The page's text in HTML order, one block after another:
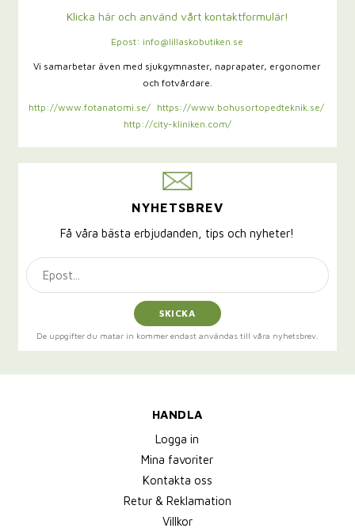
Klicka här och använd vårt kontaktformulär!
Epost: info@lillaskobutiken.se
Vi samarbetar även med sjukgymnaster, naprapater, ergonomer
och fotvårdare.
http://www.fotanatomi.se/
https://www.bohusortopedteknik.se/
http://city-kliniken.com/
NYHETSBREV
Få våra bästa erbjudanden, tips och nyheter!
SKICKA
De uppgifter du matar in kommer endast användas till våra nyhetsbrev.
HANDLA
Logga in
Mina favoriter
Kontakta oss
Retur & Reklamation
Villkor